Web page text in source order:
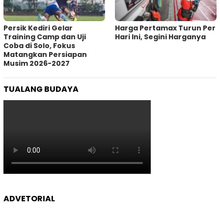
Persik Kediri Gelar
Training Camp dan Uji
Coba di Solo, Fokus
Matangkan Persiapan
Musim 2026-2027
Harga Pertamax Turun Per
Hari Ini, Segini Harganya
TUALANG BUDAYA
ADVETORIAL